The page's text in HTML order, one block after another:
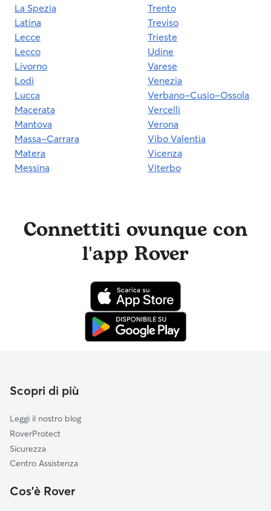
La Spezia
Latina
Lecce
Lecco
Livorno
Lodi
Lucca
Macerata
Mantova
Massa-Carrara
Matera
Messina
Trento
Treviso
Trieste
Udine
Varese
Venezia
Verbano-Cusio-Ossola
Vercelli
Verona
Vibo Valentia
Vicenza
Viterbo
Connettiti ovunque con
l'app Rover
Scopri di più
Leggi il nostro blog
RoverProtect
Sicurezza
Centro Assistenza
Cos'è Rover